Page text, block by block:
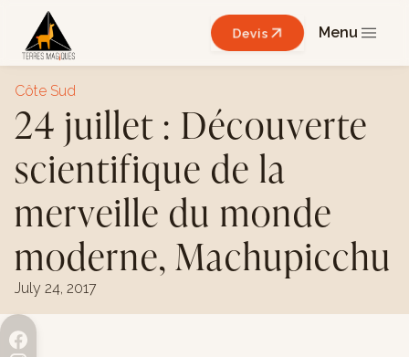
Devis Menu
Côte Sud
24 juillet : Découverte
scientifique de la
merveille du monde
moderne, Machupicchu
July 24, 2017